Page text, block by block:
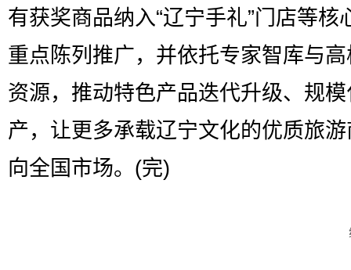
有获奖商品纳入“辽宁手礼”门店等核
重点陈列推广，并依托专家智库与
资源，推动特色产品迭代升级、规
产，让更多承载辽宁文化的优质旅
向全国市场。(完)